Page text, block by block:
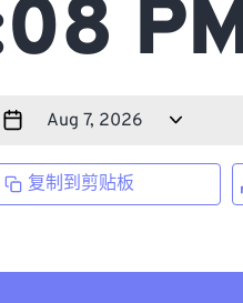
复制到剪贴板